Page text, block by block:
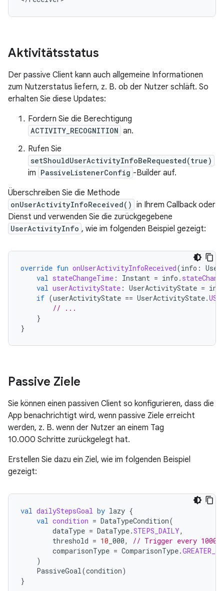
Aktivitätsstatus
Der passive Client kann auch allgemeine Informationen
zum Nutzerstatus liefern, z. B. ob der Nutzer schläft. So
erhalten Sie diese Updates:
Fordern Sie die Berechtigung
ACTIVITY_RECOGNITION an.
Rufen Sie
setShouldUserActivityInfoBeRequested(true)
im PassiveListenerConfig -Builder auf.
Überschreiben Sie die Methode
onUserActivityInfoReceived() in Ihrem Callback oder
Dienst und verwenden Sie die zurückgegebene
UserActivityInfo , wie im folgenden Beispiel gezeigt:
override fun onUserActivityInfoReceived(info :
val stateChangeTime : Instant = info .
val userActivityState : UserActivityState =
if (userActivityState == UserActivityState.
// ...
}
}
Passive Ziele
Sie können einen passiven Client so konfigurieren, dass die
App benachrichtigt wird, wenn passive Ziele erreicht
werden, z. B. wenn der Nutzer an einem Tag
10.000 Schritte zurückgelegt hat.
Erstellen Sie dazu ein Ziel, wie im folgenden Beispiel
gezeigt:
val dailyStepsGoal by lazy {
val condition = DataTypeCondition(
dataType = DataType.STEPS_DAILY,
threshold = 10 _000,
// Trigger every 10000
comparisonType = ComparisonType.
)
PassiveGoal(condition)
}